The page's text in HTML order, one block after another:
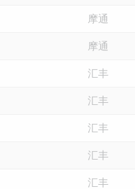
摩通
摩通
汇丰
汇丰
汇丰
汇丰
汇丰